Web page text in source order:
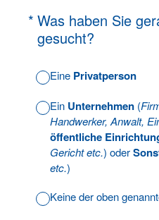
* Was haben Sie
gesucht?
(Erforderlich.)
Eine Privatperson
Ein Unternehmen (
Handwerker, Anwalt,
öffentliche
Gericht etc.) oder
etc.)
Keine der oben